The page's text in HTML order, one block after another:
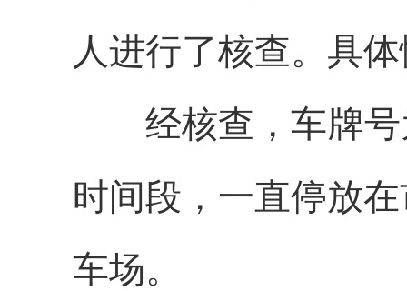
人进行了核查。具
经核查，车牌号
时间段，一直停放
车场。